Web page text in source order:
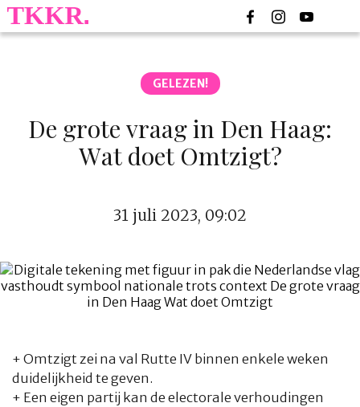
GELEZEN!
De grote vraag in Den Haag:
Wat doet Omtzigt?
31 juli 2023, 09:02
+ Omtzigt zei na val Rutte IV binnen enkele weken
duidelijkheid te geven.
+ Een eigen partij kan de electorale verhoudingen